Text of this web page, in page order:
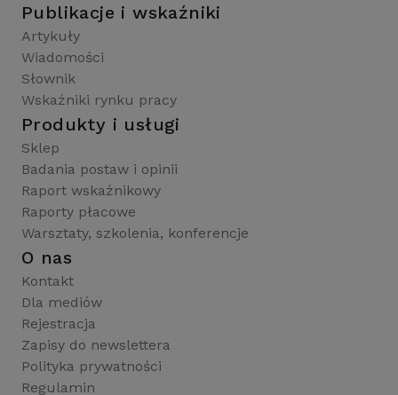
Publikacje i wskaźniki
Artykuły
Wiadomości
Słownik
Wskaźniki rynku pracy
Produkty i usługi
Sklep
Badania postaw i opinii
Raport wskaźnikowy
Raporty płacowe
Warsztaty, szkolenia, konferencje
O nas
Kontakt
Dla mediów
Rejestracja
Zapisy do newslettera
Polityka prywatności
Regulamin